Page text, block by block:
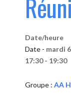
Date/heure
Date - mardi
17:30 - 19:30
Groupe : AA